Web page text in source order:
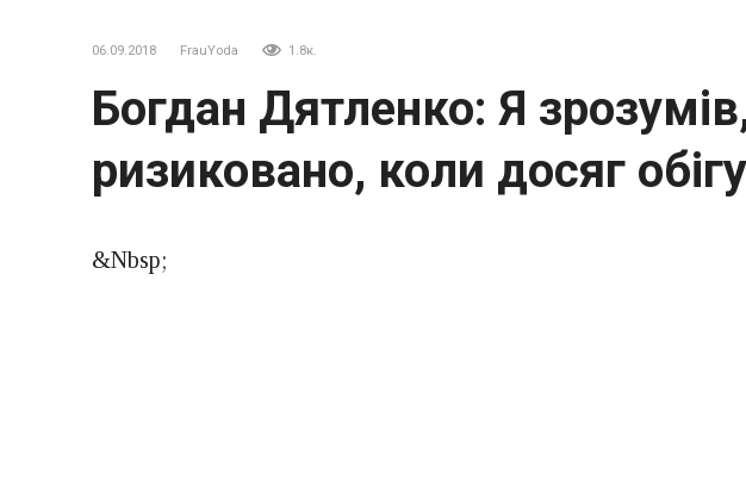
06.09.2018 FrauYoda 1.8к.
Богдан Дятленко: Я
ризиковано, коли досяг
&Nbsp;